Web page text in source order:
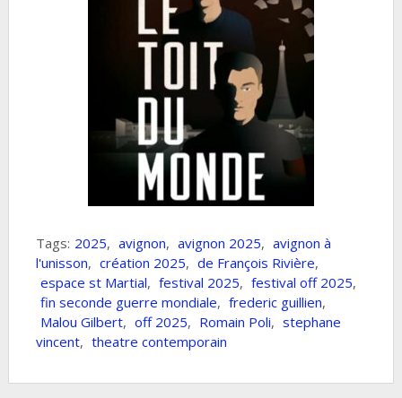
Tags: 2025, avignon, avignon 2025, avignon à
l'unisson, création 2025, de François Rivière,
espace st Martial, festival 2025, festival off 2025,
fin seconde guerre mondiale, frederic guillien,
Malou Gilbert, off 2025, Romain Poli, stephane
vincent, theatre contemporain